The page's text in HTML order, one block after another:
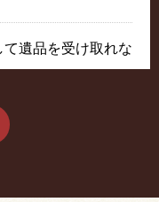
遺品を受け取れな
書は有効か？